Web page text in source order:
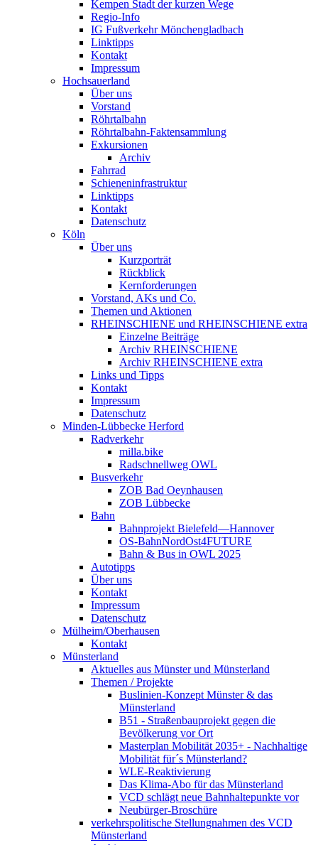
Kempen Stadt der kurzen Wege
Regio-Info
IG Fußverkehr Mönchengladbach
Linktipps
Kontakt
Impressum
Hochsauerland
Über uns
Vorstand
Röhrtalbahn
Röhrtalbahn-Faktensammlung
Exkursionen
Archiv
Fahrrad
Schieneninfrastruktur
Linktipps
Kontakt
Datenschutz
Köln
Über uns
Kurzporträt
Rückblick
Kernforderungen
Vorstand, AKs und Co.
Themen und Aktionen
RHEINSCHIENE und RHEINSCHIENE extra
Einzelne Beiträge
Archiv RHEINSCHIENE
Archiv RHEINSCHIENE extra
Links und Tipps
Kontakt
Impressum
Datenschutz
Minden-Lübbecke Herford
Radverkehr
milla.bike
Radschnellweg OWL
Busverkehr
ZOB Bad Oeynhausen
ZOB Lübbecke
Bahn
Bahnprojekt Bielefeld—Hannover
OS-BahnNordOst4FUTURE
Bahn & Bus in OWL 2025
Autotipps
Über uns
Kontakt
Impressum
Datenschutz
Mülheim/Oberhausen
Kontakt
Münsterland
Aktuelles aus Münster und Münsterland
Themen / Projekte
Buslinien-Konzept Münster & das
Münsterland
B51 - Straßenbauprojekt gegen die
Bevölkerung vor Ort
Masterplan Mobilität 2035+ - Nachhaltige
Mobilität für´s Münsterland?
WLE-Reaktivierung
Das Klima-Abo für das Münsterland
VCD schlägt neue Bahnhaltepunkte vor
Neubürger-Broschüre
verkehrspolitische Stellungnahmen des VCD
Münsterland